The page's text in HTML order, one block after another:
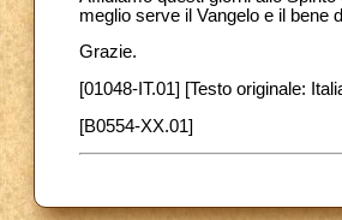
meglio serve il Vangelo e il bene
Grazie.
[01048-IT.01] [Testo originale:
[B0554-XX.01]